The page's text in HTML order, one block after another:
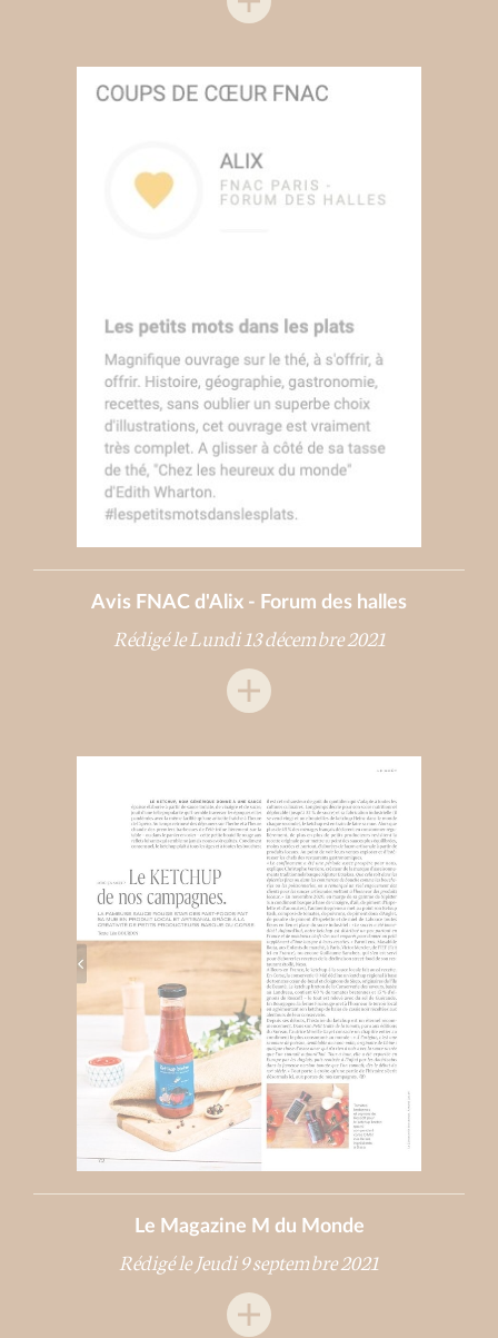
Avis FNAC d'Alix - Forum des halles
Rédigé le Lundi 13 décembre 2021
Le Magazine M du Monde
Rédigé le Jeudi 9 septembre 2021